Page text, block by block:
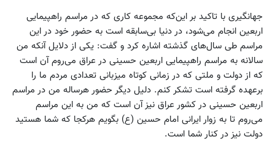
جهانگیری با تاکید بر این‌که مجموعه کاری که در مراسم راهپیمایی
اربعین انجام می‌شود، در دنیا بی‌سابقه است به حضور خود در این
مراسم طی سال‌های گذشته اشاره کرد و گفت: یکی از دلایل آنکه من
سالانه به مراسم راهپیمایی اربعین حسینی در عراق می‌روم آن است
که از دولت و ملتی که در زمانی کوتاه میزبانی تعدادی مردم ما را
برعهده گرفته است تشکر کنم. دلیل دیگر حضور هرساله من در مراسم
اربعین حسینی در کشور عراق نیز آن است که من به این مراسم
می‌روم تا به زوار ایرانی امام حسین (ع) بگویم هرکجا که شما هستید
دولت نیز در کنار شما است.